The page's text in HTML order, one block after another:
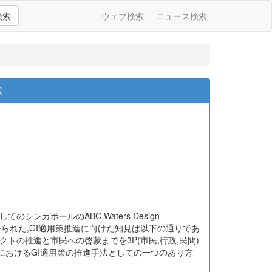
索 ウェブ検索 ニュース検索
てのシンガポールのABC Waters Design
れた,GI適用策推進に向けた知見は以下の通りであ
トの推進と市民への啓蒙までを3P(市民,行政,民間)
けるGI適用策の推進手法としての一つのあり方